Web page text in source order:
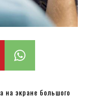
на экране большого